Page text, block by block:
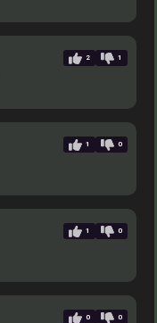
2 1
1 0
1 0
0 0